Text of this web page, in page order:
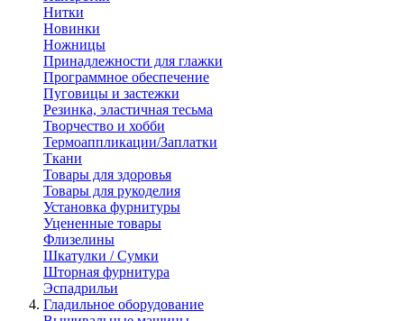
Нитки
Новинки
Ножницы
Принадлежности для глажки
Программное обеспечение
Пуговицы и застежки
Резинка, эластичная тесьма
Творчество и хобби
Термоаппликации/Заплатки
Ткани
Товары для здоровья
Товары для рукоделия
Установка фурнитуры
Уцененные товары
Флизелины
Шкатулки / Сумки
Шторная фурнитура
Эспадрильи
Гладильное оборудование